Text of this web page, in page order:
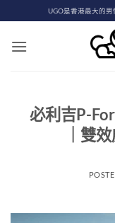
to
content
UGO是香港最大的
必利吉P-
｜雙